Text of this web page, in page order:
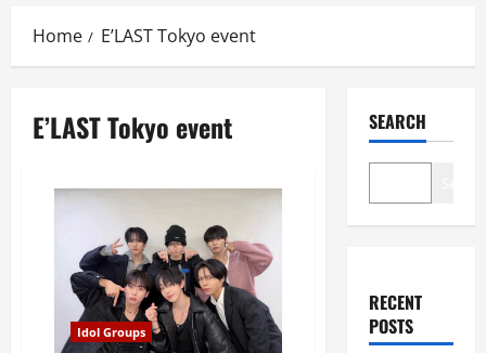
Home E’LAST Tokyo event
E’LAST Tokyo event
Idol Groups
SEARCH
RECENT
POSTS